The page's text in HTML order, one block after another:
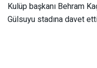
Kulüp başkanı Behram
Gülsuyu stadına davet